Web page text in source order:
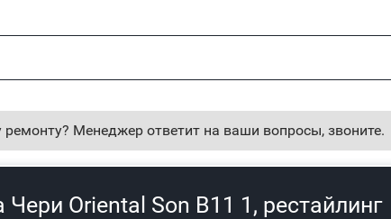
Менеджер ответит на ваши вопросы, звоните.
Oriental Son B11 1, рестайлинг